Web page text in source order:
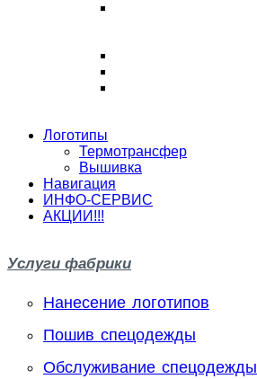
Логотипы
Термотрансфер
Вышивка
Навигация
ИНФО-СЕРВИС
АКЦИИ!!!
Услуги фабрики
Нанесение логотипов
Пошив спецодежды
Обслуживание спецодежды